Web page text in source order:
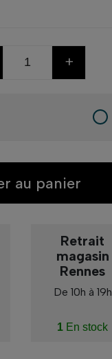
+
au panier
Retrait
magasin
Rennes
De 10h à 19h
1 En stock